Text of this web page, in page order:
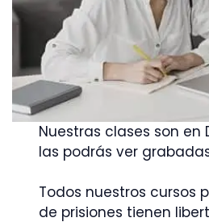
Nuestras clases son en
las podrás ver
Todos nuestros cursos
de prisiones tienen